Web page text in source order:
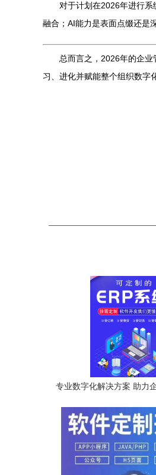
对于计划在2026年进行
融合；AI能力是表面点缀还是
总而言之，2026年的企
习、进化并赋能整个组织数字
专业数字化解决方案 助力